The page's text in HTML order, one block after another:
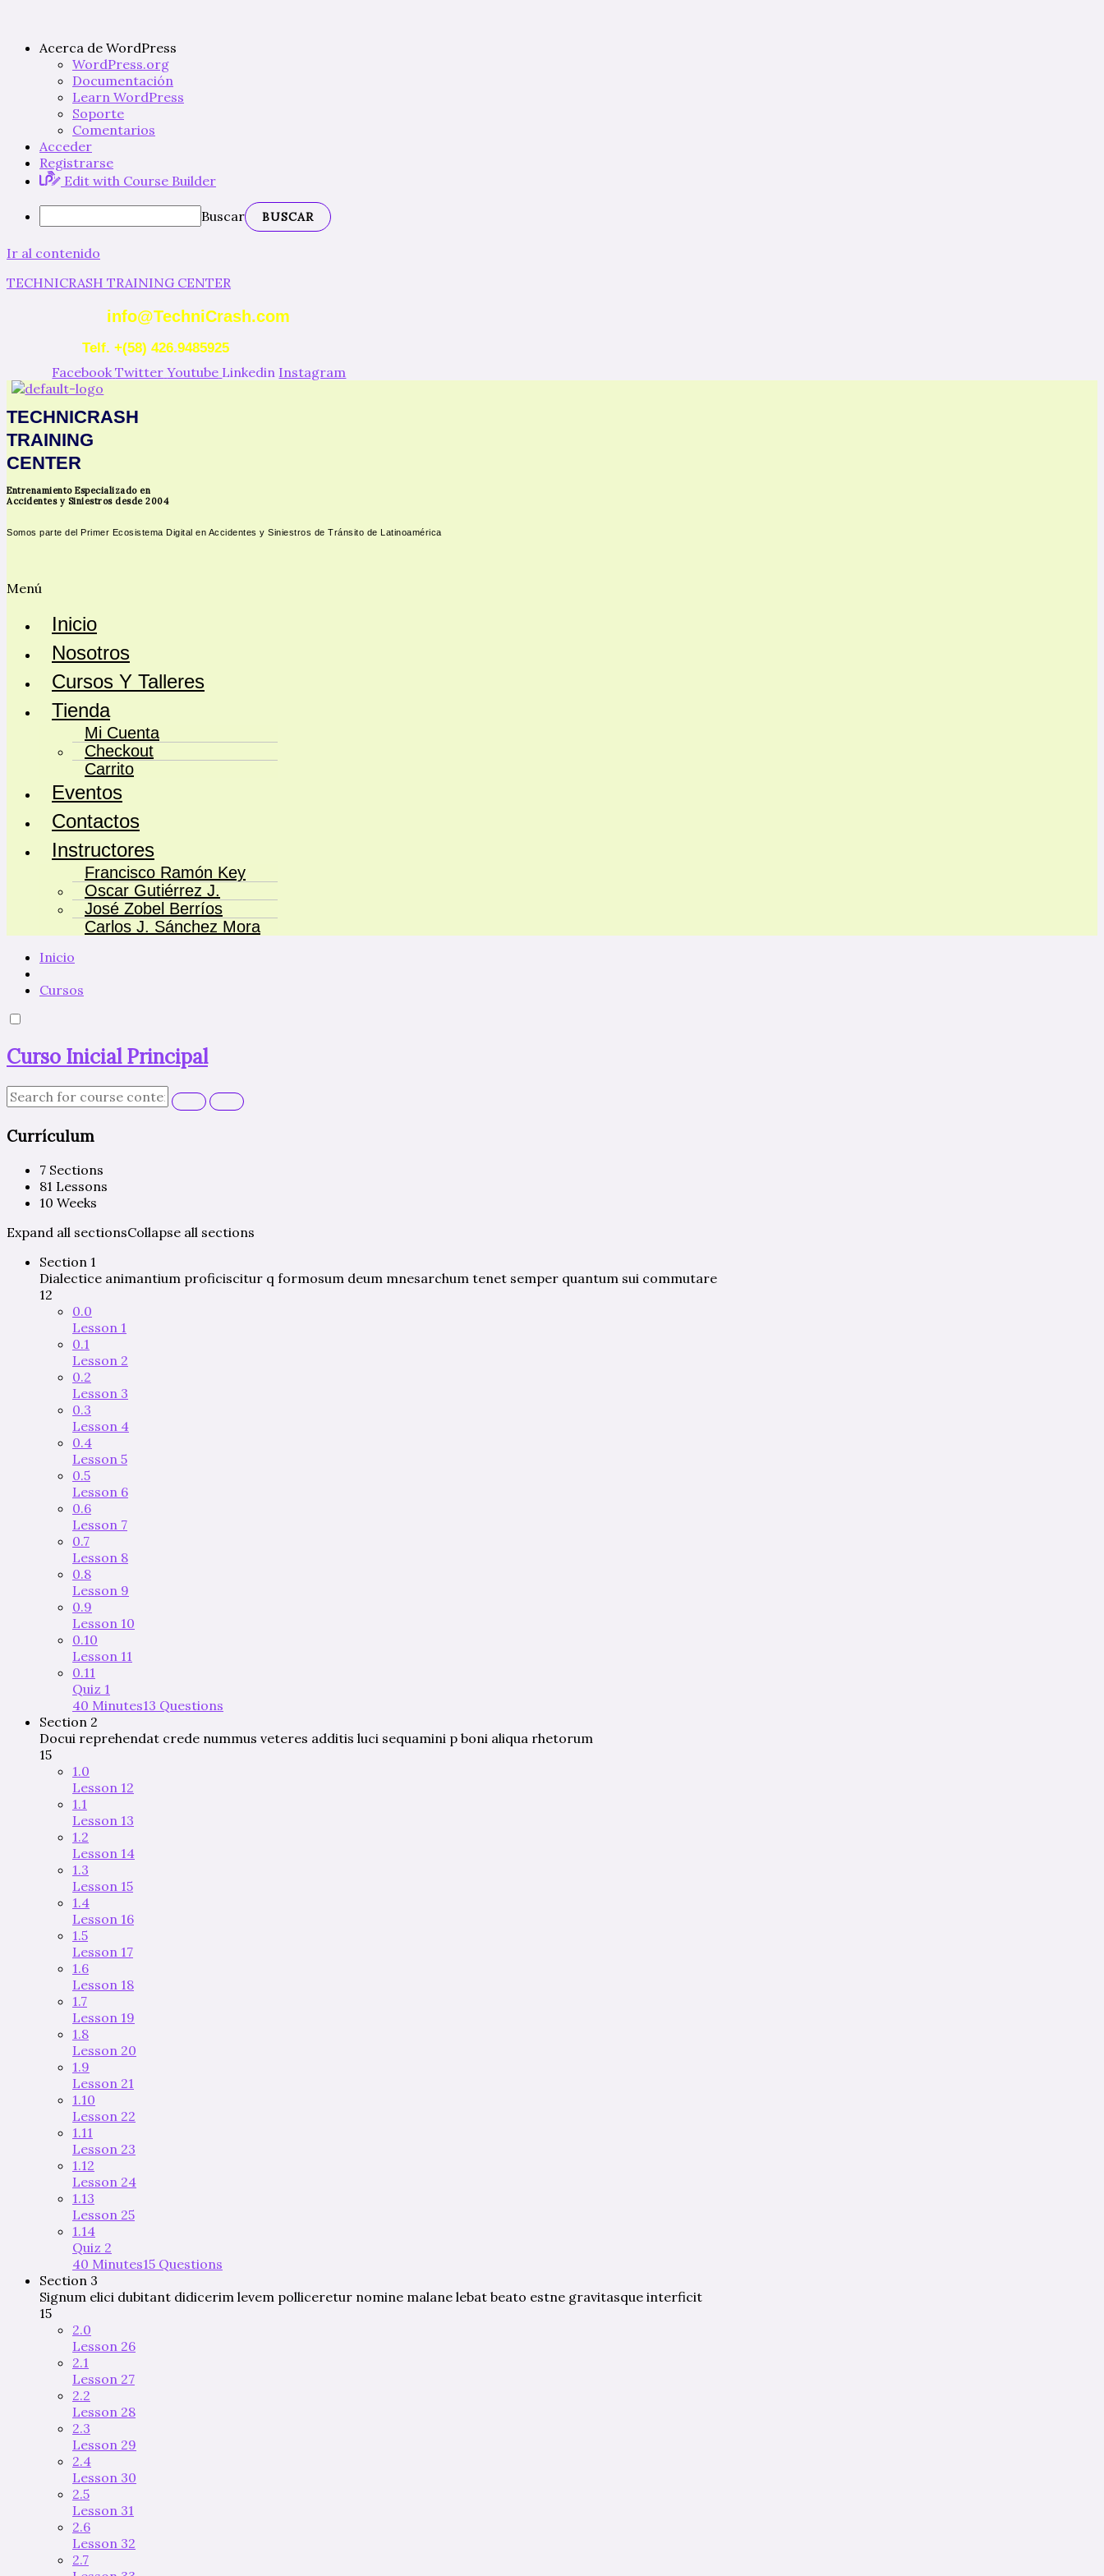
Acerca de WordPress
WordPress.org
Documentación
Learn WordPress
Soporte
Comentarios
Acceder
Registrarse
Edit with Course Builder
Buscar
Ir al contenido
TECHNICRASH TRAINING CENTER
info@TechniCrash.com
Telf. +(58) 426.9485925
Facebook Twitter Youtube Linkedin Instagram
TECHNICRASH
TRAINING
CENTER
Entrenamiento Especializado en
Accidentes y Siniestros desde 2004
Somos parte del Primer Ecosistema Digital en Accidentes y Siniestros de Tránsito de Latinoamérica
Menú
Inicio
Nosotros
Cursos Y Talleres
Tienda
Mi Cuenta
Checkout
Carrito
Eventos
Contactos
Instructores
Francisco Ramón Key
Oscar Gutiérrez J.
José Zobel Berríos
Carlos J. Sánchez Mora
Inicio
Cursos
Curso Inicial Principal
Currículum
7 Sections
81 Lessons
10 Weeks
Expand all sectionsCollapse all sections
Section 1
Dialectice animantium proficiscitur q formosum deum mnesarchum tenet semper quantum sui commutare
12
0.0
Lesson 1
0.1
Lesson 2
0.2
Lesson 3
0.3
Lesson 4
0.4
Lesson 5
0.5
Lesson 6
0.6
Lesson 7
0.7
Lesson 8
0.8
Lesson 9
0.9
Lesson 10
0.10
Lesson 11
0.11
Quiz 1
40 Minutes13 Questions
Section 2
Docui reprehendat crede nummus veteres additis luci sequamini p boni aliqua rhetorum
15
1.0
Lesson 12
1.1
Lesson 13
1.2
Lesson 14
1.3
Lesson 15
1.4
Lesson 16
1.5
Lesson 17
1.6
Lesson 18
1.7
Lesson 19
1.8
Lesson 20
1.9
Lesson 21
1.10
Lesson 22
1.11
Lesson 23
1.12
Lesson 24
1.13
Lesson 25
1.14
Quiz 2
40 Minutes15 Questions
Section 3
Signum elici dubitant didicerim levem polliceretur nomine malane lebat beato estne gravitasque interficit
15
2.0
Lesson 26
2.1
Lesson 27
2.2
Lesson 28
2.3
Lesson 29
2.4
Lesson 30
2.5
Lesson 31
2.6
Lesson 32
2.7